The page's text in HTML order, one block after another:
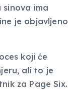
sinova ima
je objavljeno
koji će
ali to je
za Page Six.